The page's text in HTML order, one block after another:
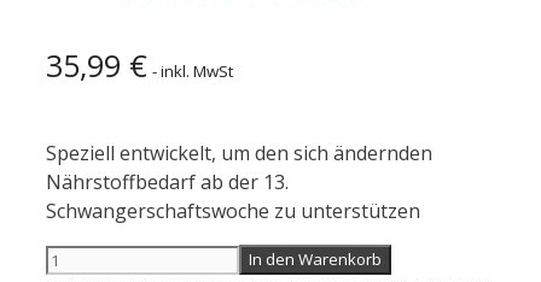
35,99 € - inkl. MwSt
Speziell entwickelt, um den sich ändernden
Nährstoffbedarf ab der 13.
Schwangerschaftswoche zu unterstützen
P&G
In den Warenkorb